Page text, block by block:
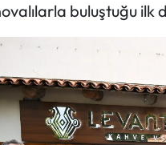
buluştuğu ilk